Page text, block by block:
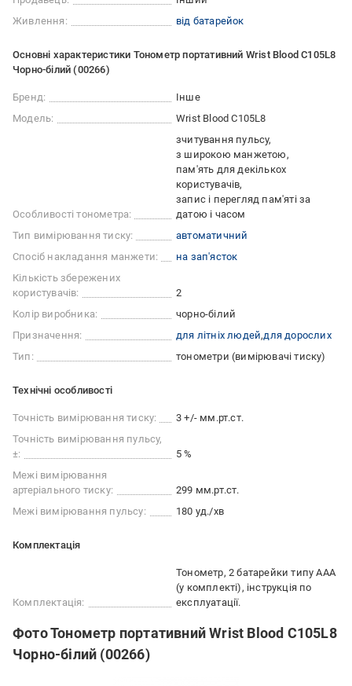
Живлення:
від батарейок
Основні характеристики Тонометр портативний Wrist Blood C105L8
Чорно-білий (00266)
Бренд:
Інше
Модель:
Wrist Blood C105L8
Особливості тонометра:
зчитування пульсу
з широкою манжетою
пам'ять для декількох
користувачів
запис і перегляд пам'яті за
датою і часом
Тип вимірювання тиску:
автоматичний
Спосіб накладання манжети:
на зап'ясток
Кількість збережених
користувачів:
2
Колір виробника:
чорно-білий
Призначення:
для літніх людей для дорослих
Тип:
тонометри (вимірювачі тиску)
Технічні особливості
Точність вимірювання тиску:
3 +/- мм.рт.ст.
Точність вимірювання пульсу,
±:
5 %
Межі вимірювання
артеріального тиску:
299 мм.рт.ст.
Межі вимірювання пульсу:
180 уд./хв
Комплектація
Комплектація:
Тонометр, 2 батарейки типу ААА
(у комплекті), інструкція по
експлуатації.
Фото Тонометр портативний Wrist Blood C105L8
Чорно-білий (00266)